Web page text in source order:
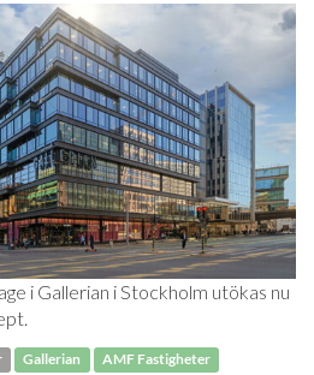
i Gallerian i Stockholm utökas nu
Gallerian AMF Fastigheter